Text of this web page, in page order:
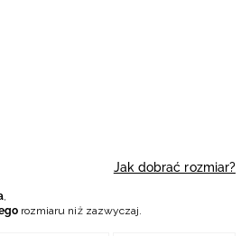
Jak dobrać rozmiar?
,
rozmiaru niż zazwyczaj.